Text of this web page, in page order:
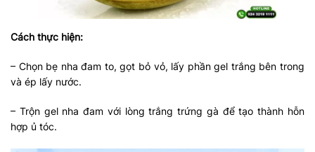
Cách thực hiện:
– Chọn bẹ nha đam to, gọt bỏ vỏ, lấy phần gel trắng bên trong
và ép lấy nước.
– Trộn gel nha đam với lòng trắng trứng gà để tạo thành hỗn
hợp ủ tóc.